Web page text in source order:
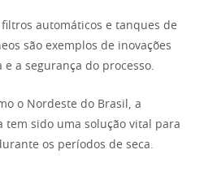
automáticos e tanques de
são exemplos de inovações
a segurança do processo.
o Nordeste do Brasil, a
tem sido uma solução vital para
os períodos de seca.